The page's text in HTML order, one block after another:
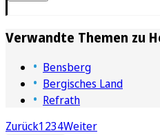
Verwandte Themen zu
Bensberg
Bergisches Land
Refrath
Zurück1234Weiter